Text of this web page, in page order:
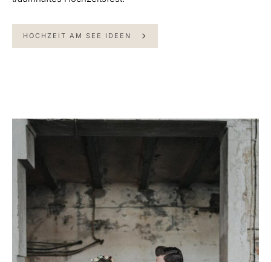
HOCHZEIT AM SEE IDEEN